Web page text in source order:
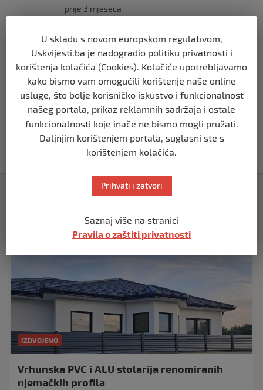
prije 3 mjeseca
BIH
Demantij Federalnog ministarstva
unutrašnjih poslova
prije 5 mjeseci
BIH
Akcija SIPA-e: Pretresaju se stambeni i
pomoćni objekti
prije 5 mjeseci
IZDVOJENO
Vrhunska PVC i ALU stolarija renomiranih
njemačkih profila
U skladu s novom europskom regulativom,
Uskvijesti.ba je nadogradio politiku privatnosti i
korištenja kolačića (Cookies). Kolačiće upotrebljavamo
kako bismo vam omogućili korištenje naše online
usluge, što bolje korisničko iskustvo i funkcionalnost
našeg portala, prikaz reklamnih sadržaja i ostale
funkcionalnosti koje inače ne bismo mogli pružati.
Daljnjim korištenjem portala, suglasni ste s
korištenjem kolačića.
Prihvati i zatvori
Saznaj više na stranici
Pravila o zaštiti privatnosti